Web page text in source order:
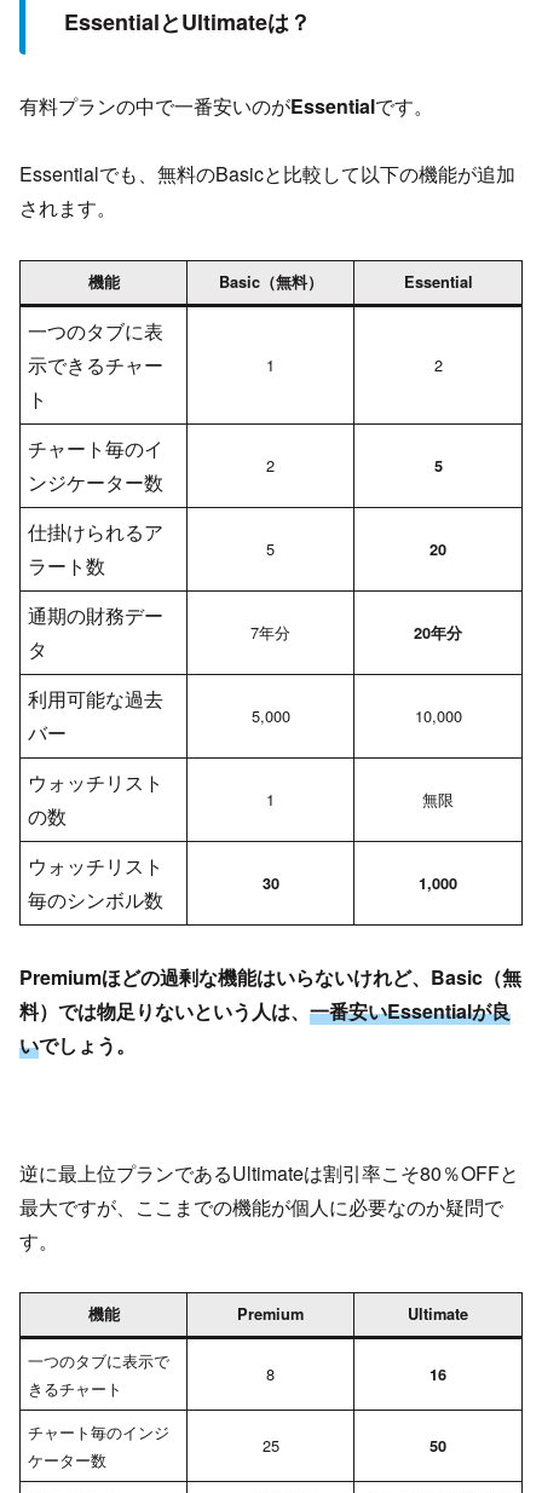
EssentialとUltimateは？
有料プランの中で一番安いのがEssentialです。
Essentialでも、無料のBasicと比較して以下の機能が追加
されます。
機能 Basic（無料） Essential
一つのタブに表
示できるチャー
ト
1 2
チャート毎のイ
ンジケーター数
2 5
仕掛けられるア
ラート数
5 20
通期の財務デー
タ
7年分 20年分
利用可能な過去
バー
5,000 10,000
ウォッチリスト
の数
1 無限
ウォッチリスト
毎のシンボル数
30 1,000
Premiumほどの過剰な機能はいらないけれど、Basic（無
料）では物足りないという人は、 一番安いEssentialが良
いでしょう。
逆に最上位プランであるUltimateは割引率こそ80％OFFと
最大ですが、ここまでの機能が個人に必要なのか疑問で
す。
機能 Premium Ultimate
一つのタブに表示で
きるチャート
8 16
チャート毎のインジ
ケーター数
25 50